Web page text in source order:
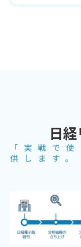
日
「実戦で
供します。